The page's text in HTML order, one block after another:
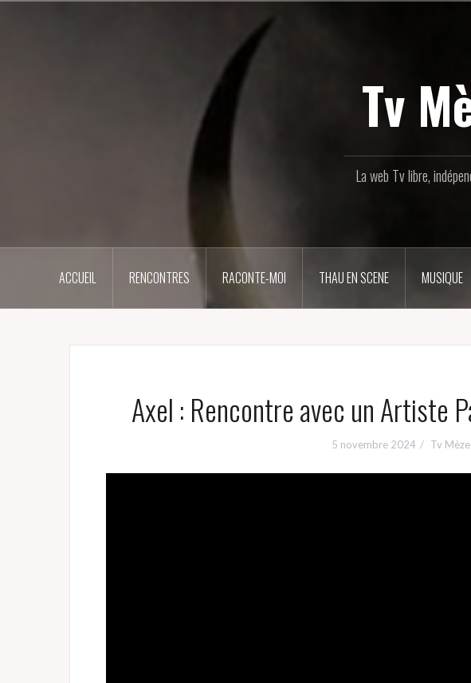
Tv
La web Tv libre,
ACCUEIL RENCONTRES RACONTE-MOI THAU EN SCENE MUSIQUE
Axel : Rencontre avec un Artiste
5 novembre 2024 Tv Mèze